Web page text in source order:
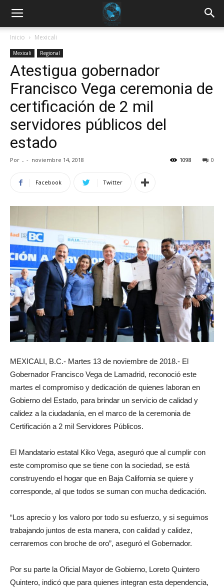
Inicio Mexicali
Mexicali Regional
Atestigua gobernador
Francisco Vega ceremonia de
certificación de 2 mil
servidores públicos del
estado
Por . - noviembre 14, 2018 0
1098
Facebook Twitter
MEXICALI, B.C.- Martes 13 de noviembre de 2018.- El
Gobernador Francisco Vega de Lamadrid, reconoció este
martes el compromiso y dedicación de quienes laboran en
Gobierno del Estado, para brindar un servicio de calidad y
calidez a la ciudadanía, en el marco de la ceremonia de
Certificación a 2 mil Servidores Públicos.
El Mandatario estatal Kiko Vega, aseguró que al cumplir con
este compromiso que se tiene con la sociedad, se está
construyendo el hogar que en Baja California se quiere y
corresponde, al que todos se suman con mucha dedicación.
“Los aprecio y los valoro por todo su esfuerzo, y si seguimos
trabajando juntos de esta manera, con calidad y calidez,
cerraremos con broche de oro”, aseguró el Gobernador.
Por su parte la Oficial Mayor de Gobierno, Loreto Quintero
Quintero, indicó que para quienes integran esta dependencia,